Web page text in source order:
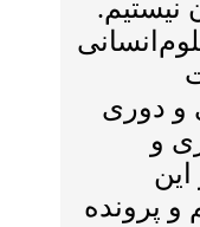
نیستیم.
و دوری
و
و پرونده